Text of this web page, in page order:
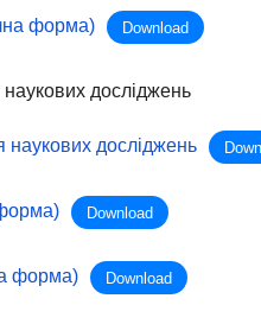
форма) Download
досліджень
наукових досліджень
Download
форма) Download